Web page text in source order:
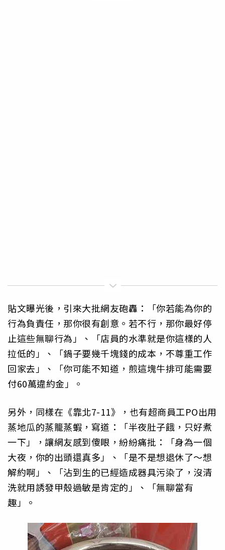
貼文曝光後，引來大批網友砲轟：「你若能為你的
行為負責任，那你很有創意。若不行，那你最好停
止這些無聊行為」、「店員的水準就是你這樣的人
拉低的」、「鍋子要幾千塊錢的成本，不尊重工作
回家去」、「你可能不知道，煎這塊牛排可能需要
付60萬違約金」。
另外，同樣在《靠北7-11》，也有超商員工PO出用
蒸地瓜的蒸籠蒸蝦，寫道：「半夜肚子餓，只好煮
一下」，讓網友感到傻眼，紛紛痛批：「身為一個
大夜，你的出頭還真多」、「是不是想退休了～想
解約啊」、「沾到生的已經造成器具污染了，沒清
洗就用誘發甲殼過敏是肯定的」、「無聊當有
趣」。